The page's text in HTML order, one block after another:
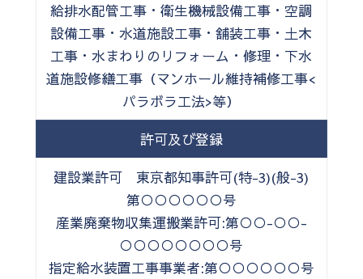
給排水配管工事・衛生機械設備工事・空調
設備工事・水道施設工事・舗装工事・土木
工事・水まわりのリフォーム・修理・下水
道施設修繕工事（マンホール維持補修工事<
パラボラ工法>等）
許可及び登録
建設業許可 東京都知事許可(特-3)(般-3)
第○○○○○○号
産業廃棄物収集運搬業許可:第○○-○○-
○○○○○○○○号
指定給水装置工事事業者:第○○○○○○号